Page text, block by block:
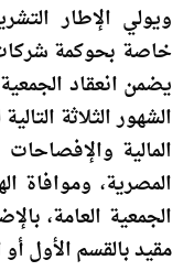
ويولي الإطار
خاصة بحوكمة شركات
يضمن انعقاد
الشهور الثلاثة
المالية
المصرية، وموافاة
الجمعية العامة،
مقيد بالقسم الأول